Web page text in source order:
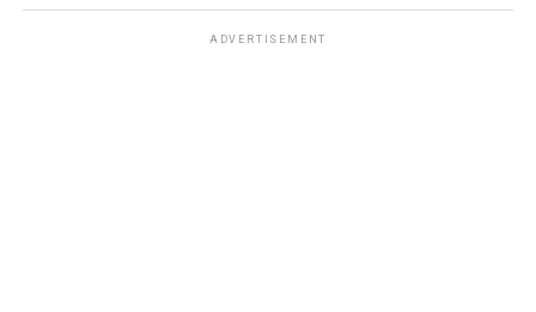
ADVERTISEMENT